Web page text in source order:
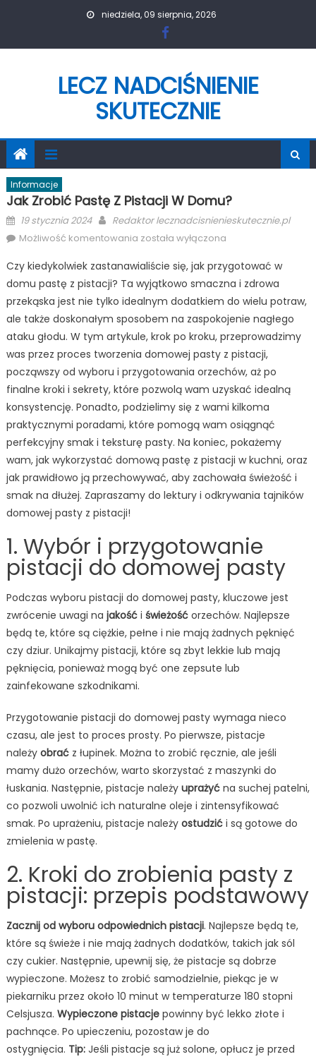
niedziela, 09 sierpnia, 2026
LECZ NADCIŚNIENIE
SKUTECZNIE
Informacje
Jak Zrobić Pastę Z Pistacji W Domu?
Posted
on
19 stycznia 2024 Author
Redaktor lecznadcisnienieskutecznie.pl
Możliwość komentowania Jak
pastę
z
pistacji
w
domu?
została wyłączona
Czy kiedykolwiek zastanawialiście się, jak przygotować w
domu pastę z pistacji? Ta wyjątkowo smaczna i zdrowa
przekąska jest nie tylko idealnym dodatkiem do wielu potraw,
ale także doskonałym sposobem na zaspokojenie nagłego
ataku głodu. W tym artykule, krok po kroku, przeprowadzimy
was przez proces tworzenia domowej pasty z pistacji,
począwszy od wyboru i przygotowania orzechów, aż po
finalne kroki i sekrety, które pozwolą wam uzyskać idealną
konsystencję. Ponadto, podzielimy się z wami kilkoma
praktycznymi poradami, które pomogą wam osiągnąć
perfekcyjny smak i teksturę pasty. Na koniec, pokażemy
wam, jak wykorzystać domową pastę z pistacji w kuchni, oraz
jak prawidłowo ją przechowywać, aby zachowała świeżość i
smak na dłużej. Zapraszamy do lektury i odkrywania tajników
domowej pasty z pistacji!
1. Wybór i przygotowanie
pistacji do domowej pasty
Podczas wyboru pistacji do domowej pasty, kluczowe jest
zwrócenie uwagi na jakośći świeżośćorzechów. Najlepsze
będą te, które są ciężkie, pełne i nie mają żadnych pęknięć
czy dziur. Unikajmy pistacji, które są zbyt lekkie lub mają
pęknięcia, ponieważ mogą być one zepsute lub
zainfekowane szkodnikami.
Przygotowanie pistacji do domowej pasty wymaga nieco
czasu, ale jest to proces prosty. Po pierwsze, pistacje
należy obraćz łupinek. Można to zrobić ręcznie, ale jeśli
mamy dużo orzechów, warto skorzystać z maszynki do
łuskania. Następnie, pistacje należy uprażyćna suchej patelni,
co pozwoli uwolnić ich naturalne oleje i zintensyfikować
smak. Po uprażeniu, pistacje należy ostudzići są gotowe do
zmielenia w pastę.
2. Kroki do zrobienia pasty z
pistacji: przepis podstawowy
Zacznij od wyboru odpowiednich pistacji. Najlepsze będą te,
które są świeże i nie mają żadnych dodatków, takich jak sól
czy cukier. Następnie, upewnij się, że pistacje są dobrze
wypieczone. Możesz to zrobić samodzielnie, piekąc je w
piekarniku przez około 10 minut w temperaturze 180 stopni
Celsjusza. Wypieczone pistacjepowinny być lekko złote i
pachnące. Po upieczeniu, pozostaw je do
ostygnięcia. Tip:Jeśli pistacje są już solone, opłucz je przed